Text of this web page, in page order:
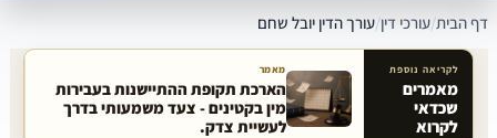
דף הבית/עורכי דין/עורך הדין יובל שחם
מאמרים קשורים באתר
לקריאה נוספת
מאמרים
שכדאי
לקרוא
מאמר
הארכת תקופת ההתיישנות בעבירות
מין בקטינים - צעד משמעותי בדרך
לעשיית צדק.